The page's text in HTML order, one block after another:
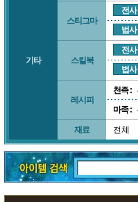
기타
스티그마
전사
법사
스킬북
전사
법사
레시피
천족 :
마족 :
재료 전체